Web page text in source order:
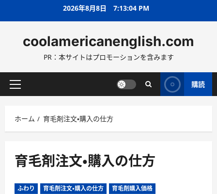
ス
ッ
2026年8月8日 7:13:05 PM
coolamericanenglish.com
PR：本サイトはプロモーションを含みます
メ
メ
ニ
ー
購読
ホーム 育毛剤注文・購入の仕方
育毛剤注文・購入の仕方
ふわり 育毛剤注文・購入の仕方 育毛剤購入価格